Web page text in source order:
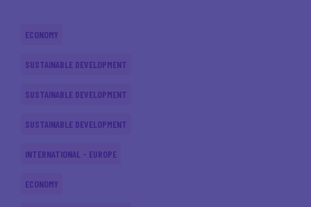
ECONOMY
SUSTAINABLE DEVELOPMENT
SUSTAINABLE DEVELOPMENT
SUSTAINABLE DEVELOPMENT
INTERNATIONAL - EUROPE
ECONOMY